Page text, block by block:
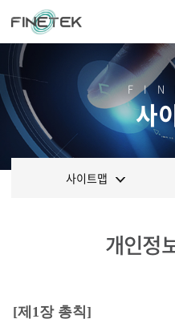
사
사이트맵
개인정
[제1장 총칙]